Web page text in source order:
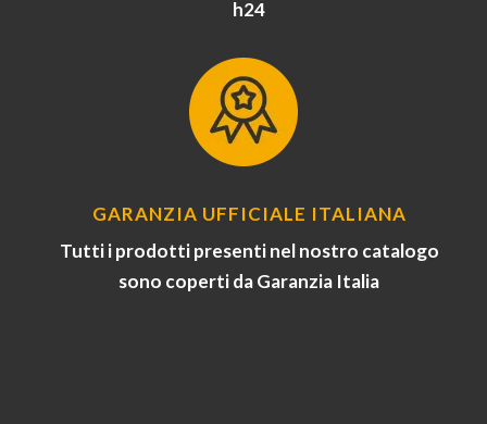
h24
GARANZIA UFFICIALE ITALIANA
Tutti i prodotti presenti nel nostro catalogo
sono coperti da Garanzia Italia